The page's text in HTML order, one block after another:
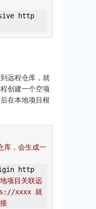
http
远程仓库，就
创建一个空项
在本地项目根
，会生成一
http
目关联远
xxxx 就